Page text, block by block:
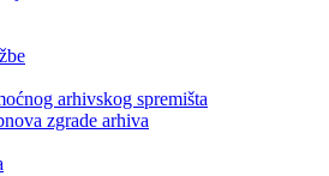
arhivskog spremišta
zgrade arhiva